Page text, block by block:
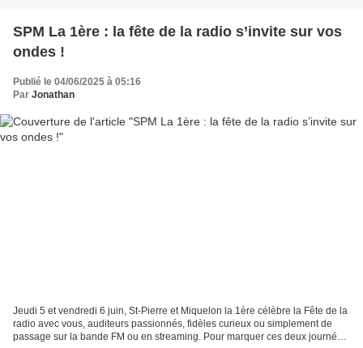
SPM La 1ère : la fête de la radio s’invite sur vos
ondes !
Publié le 04/06/2025 à 05:16
Par Jonathan
Jeudi 5 et vendredi 6 juin, St-Pierre et Miquelon la 1ère célèbre la Fête de la
radio avec vous, auditeurs passionnés, fidèles curieux ou simplement de
passage sur la bande FM ou en streaming. Pour marquer ces deux journées